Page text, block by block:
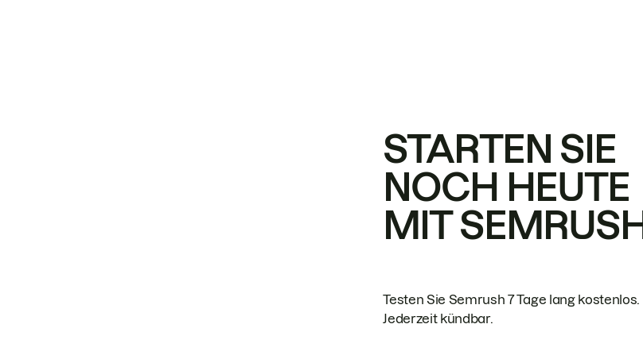
STARTEN SIE
NOCH HEUTE
MIT
Testen Sie Semrush 7 Tage lang kostenlos.
Jederzeit kündbar.